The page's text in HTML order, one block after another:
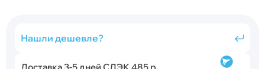
Нашли дешевле?